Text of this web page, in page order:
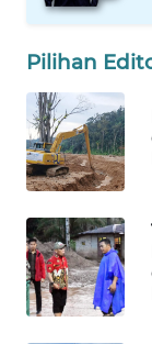
Pilihan
TAMBANG
NEWS
SITUNGIR
NEWS
SIDIKALANG
NEWS